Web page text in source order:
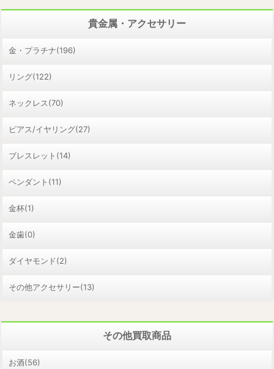
貴金属・アクセサリー
金・プラチナ(196)
リング(122)
ネックレス(70)
ピアス/イヤリング(27)
ブレスレット(14)
ペンダント(11)
金杯(1)
金歯(0)
ダイヤモンド(2)
その他アクセサリー(13)
その他買取商品
お酒(56)